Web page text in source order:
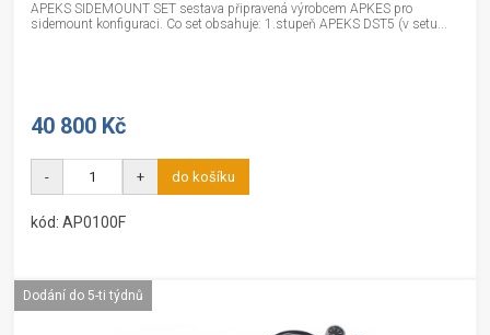
APEKS SIDEMOUNT SET sestava připravená výrobcem APKES pro
sidemount konfiguraci. Co set obsahuje: 1.stupeň APEKS DST5 (v setu...
40 800 Kč
- + do košíku
kód: AP0100F
Dodání do 5-ti týdnů